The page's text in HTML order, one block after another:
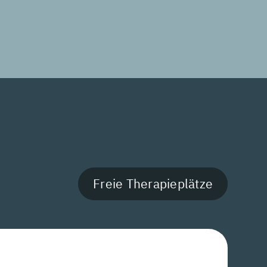
Freie Therapieplätze